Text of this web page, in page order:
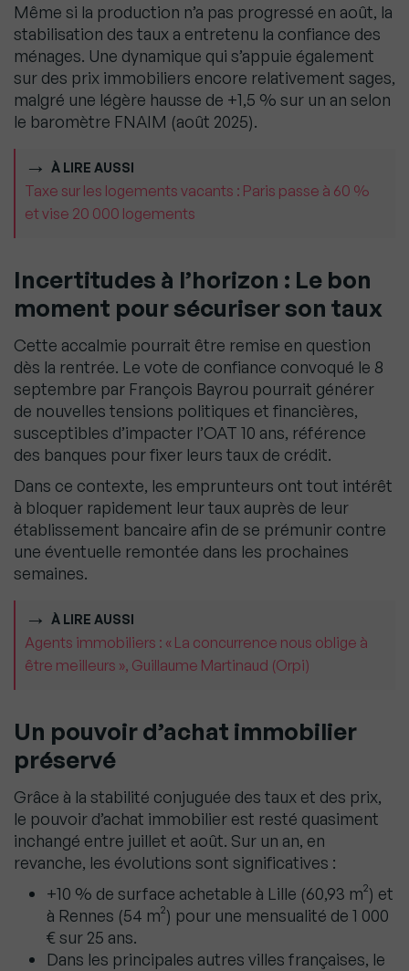
Même si la production n’a pas progressé en août, la
stabilisation des taux a entretenu la confiance des
ménages. Une dynamique qui s’appuie également
sur des prix immobiliers encore relativement sages,
malgré une légère hausse de +1,5 % sur un an selon
le baromètre FNAIM (août 2025).
À LIRE AUSSI
Taxe sur les logements vacants : Paris passe à 60 %
et vise 20 000 logements
Incertitudes à l’horizon : Le bon
moment pour sécuriser son taux
Cette accalmie pourrait être remise en question
dès la rentrée. Le vote de confiance convoqué le 8
septembre par François Bayrou pourrait générer
de nouvelles tensions politiques et financières,
susceptibles d’impacter l’OAT 10 ans, référence
des banques pour fixer leurs taux de crédit.
Dans ce contexte, les emprunteurs ont tout intérêt
à bloquer rapidement leur taux auprès de leur
établissement bancaire afin de se prémunir contre
une éventuelle remontée dans les prochaines
semaines.
À LIRE AUSSI
Agents immobiliers : « La concurrence nous oblige à
être meilleurs », Guillaume Martinaud (Orpi)
Un pouvoir d’achat immobilier
préservé
Grâce à la stabilité conjuguée des taux et des prix,
le pouvoir d’achat immobilier est resté quasiment
inchangé entre juillet et août. Sur un an, en
revanche, les évolutions sont significatives :
+10 % de surface achetable à Lille (60,93 m²) et
à Rennes (54 m²) pour une mensualité de 1 000
€ sur 25 ans.
Dans les principales autres villes françaises, le